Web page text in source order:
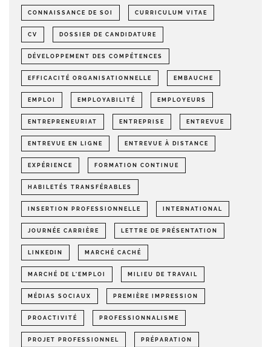
CONNAISSANCE DE SOI CURRICULUM VITAE
CV DOSSIER DE CANDIDATURE
DÉVELOPPEMENT DES COMPÉTENCES
EFFICACITÉ ORGANISATIONNELLE EMBAUCHE
EMPLOI EMPLOYABILITÉ EMPLOYEURS
ENTREPRENEURIAT ENTREPRISE ENTREVUE
ENTREVUE EN LIGNE ENTREVUE À DISTANCE
EXPÉRIENCE FORMATION CONTINUE
HABILETÉS TRANSFÉRABLES
INSERTION PROFESSIONNELLE INTERNATIONAL
JOURNÉE CARRIÈRE LETTRE DE PRÉSENTATION
LINKEDIN MARCHÉ CACHÉ
MARCHÉ DE L'EMPLOI MILIEU DE TRAVAIL
MÉDIAS SOCIAUX PREMIÈRE IMPRESSION
PROACTIVITÉ PROFESSIONNALISME
PROJET PROFESSIONNEL PRÉPARATION